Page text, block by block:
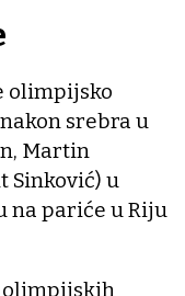
olimpijsko
srebra u
Martin
Sinković) u
na pariće u Riju
olimpijskih